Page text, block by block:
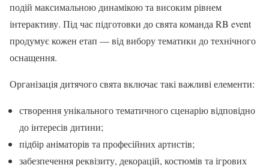
подій максимальною динамікою та високим рівнем
інтерактиву. Під час підготовки до свята команда RB event
продумує кожен етап — від вибору тематики до технічного
оснащення.
Організація дитячого свята включає такі важливі елементи:
створення унікального тематичного сценарію відповідно
до інтересів дитини;
підбір аніматорів та професійних артистів;
забезпечення реквізиту, декорацій, костюмів та ігрових